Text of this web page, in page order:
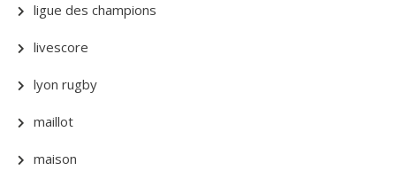
ligue des champions
livescore
lyon rugby
maillot
maison